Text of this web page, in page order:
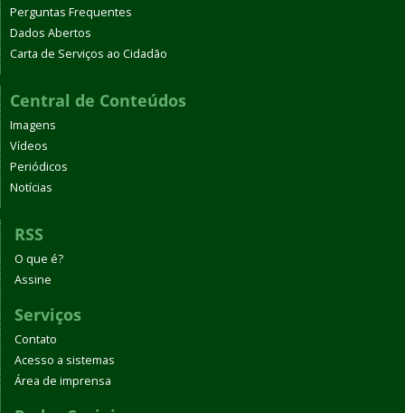
Perguntas Frequentes
Dados Abertos
Carta de Serviços ao Cidadão
Central de Conteúdos
Imagens
Vídeos
Periódicos
Notícias
RSS
O que é?
Assine
Serviços
Contato
Acesso a sistemas
Área de imprensa